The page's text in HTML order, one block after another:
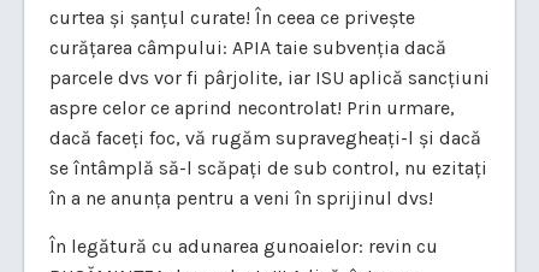
curtea și șanțul curate! În ceea ce privește
curățarea câmpului: APIA taie subvenția dacă
parcele dvs vor fi pârjolite, iar ISU aplică sancțiuni
aspre celor ce aprind necontrolat! Prin urmare,
dacă faceți foc, vă rugăm supravegheați-l și dacă
se întâmplă să-l scăpați de sub control, nu ezitați
în a ne anunța pentru a veni în sprijinul dvs!
În legătură cu adunarea gunoaielor: revin cu